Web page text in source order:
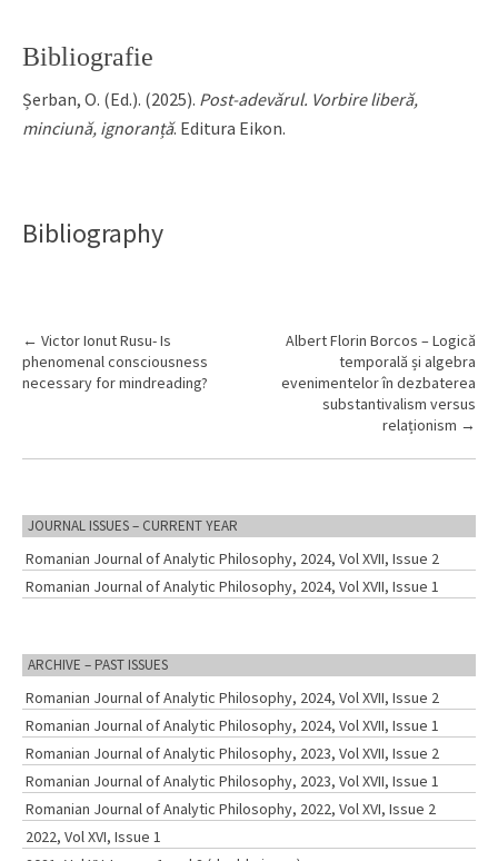
Bibliografie
Șerban, O. (Ed.). (2025). Post-adevărul. Vorbire liberă,
minciună, ignoranță. Editura Eikon.
Bibliography
P
o
n
v
i
g
t
i
o
n
← Victor Ionut Rusu- Is
phenomenal consciousness
necessary for mindreading?
Albert Florin Borcos – Logică
temporală și algebra
evenimentelor în dezbaterea
substantivalism versus
relaționism →
JOURNAL ISSUES – CURRENT YEAR
Romanian Journal of Analytic Philosophy, 2024, Vol XVII, Issue 2
Romanian Journal of Analytic Philosophy, 2024, Vol XVII, Issue 1
ARCHIVE – PAST ISSUES
Romanian Journal of Analytic Philosophy, 2024, Vol XVII, Issue 2
Romanian Journal of Analytic Philosophy, 2024, Vol XVII, Issue 1
Romanian Journal of Analytic Philosophy, 2023, Vol XVII, Issue 2
Romanian Journal of Analytic Philosophy, 2023, Vol XVII, Issue 1
Romanian Journal of Analytic Philosophy, 2022, Vol XVI, Issue 2
2022, Vol XVI, Issue 1